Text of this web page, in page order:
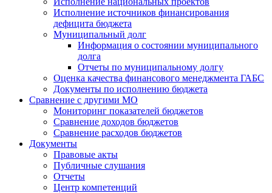
Исполнение источников финансирования
дефицита бюджета
Муниципальный долг
Информация о состоянии муниципального
долга
Отчеты по муниципальному долгу
Оценка качества финансового менеджмента ГАБС
Документы по исполнению бюджета
Сравнение с другими МО
Мониторинг показателей бюджетов
Сравнение доходов бюджетов
Сравнение расходов бюджетов
Документы
Правовые акты
Публичные слушания
Отчеты
Центр компетенций